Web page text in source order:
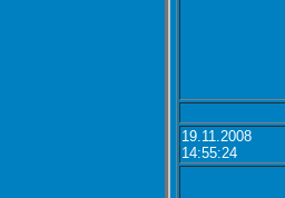
19.11.2008
14:55:24